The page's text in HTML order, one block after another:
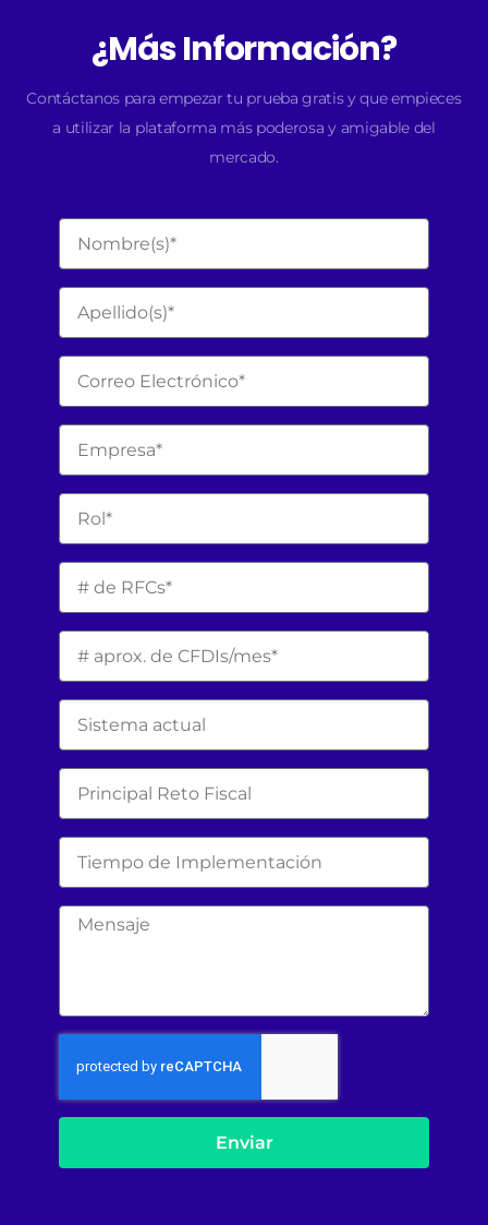
¿Más Información?
Contáctanos para empezar tu prueba gratis y que empieces
a utilizar la plataforma más poderosa y amigable del
mercado.
Enviar